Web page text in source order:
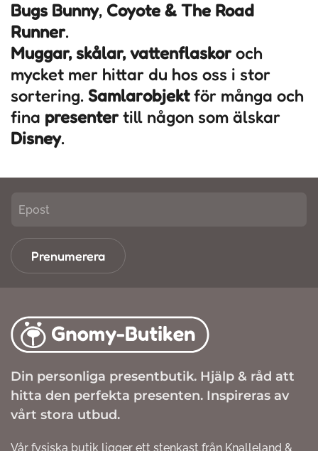
Bugs Bunny, Coyote & The Road
Runner.
Muggar, skålar, vattenflaskoroch
mycket mer hittar du hos oss i stor
sortering. Samlarobjektför många och
fina presentertill någon som älskar
Disney.
Prenumerera
Din personliga presentbutik. Hjälp & råd att
hitta den perfekta presenten. Inspireras av
vårt stora utbud.
Vår fysiska butik ligger ett stenkast från Knalleland &